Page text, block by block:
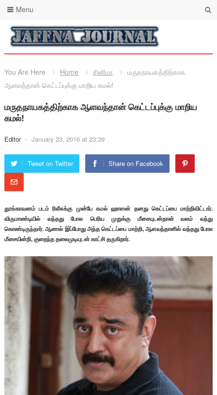
Menu
You Are Here Home சினிமா
மருதநாயகத்திற்காக
ஆளவந்தான் கெட்டப்புக்கு மாறிய கமல்!
மருதநாயகத்திற்காக ஆளவந்தான் கெட்டப்புக்கு மாறிய
கமல்!
Editor - January 23, 2016 at 23:39
Tweet on Twitter Share on Facebook
தூங்காவனம் படம் ரிலீசுக்கு முன்பே கமல் ஹாஸன் தனது கெட்டப்பை மாற்றிவிட்டார்.
விருமாண்டியில் வந்தது போல பெரிய முறுக்கு மீசையுடன்தான் வலம் வந்து
கொண்டிருந்தார். ஆனால் இப்போது அந்த கெட்டப்பை மாற்றி, ஆளவந்தானில் வந்தது போல
மீசையின்றி, குறைந்த தலைமுடியுடன் காட்சி தருகிறார்.